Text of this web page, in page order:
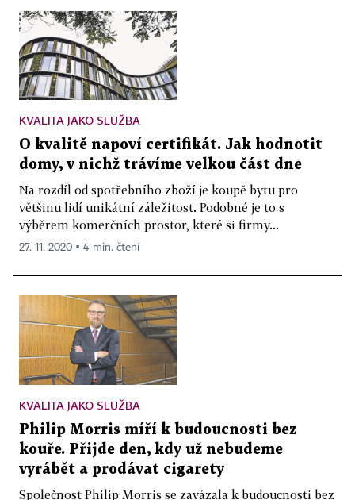
KVALITA JAKO SLUŽBA
O kvalitě napoví certifikát. Jak hodnotit
domy, v nichž trávíme velkou část dne
Na rozdíl od spotřebního zboží je koupě bytu pro
většinu lidí unikátní záležitost. Podobné je to s
výběrem komerčních prostor, které si firmy...
27. 11. 2020 ▪ 4 min. čtení
KVALITA JAKO SLUŽBA
Philip Morris míří k budoucnosti bez
kouře. Přijde den, kdy už nebudeme
vyrábět a prodávat cigarety
Společnost Philip Morris se zavázala k budoucnosti bez